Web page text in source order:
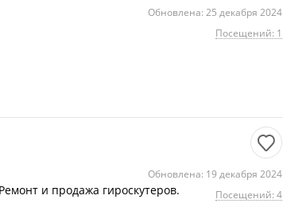
Обновлена: 25 декабря 2024
Посещений: 1
Обновлена: 19 декабря 2024
Посещений: 4
и продажа гироскутеров.